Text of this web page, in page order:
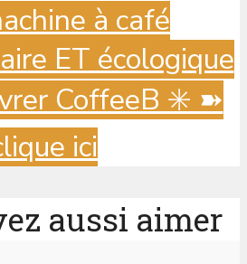
à café
ET écologique
CoffeeB ✳️ ➽
ici
aussi aimer